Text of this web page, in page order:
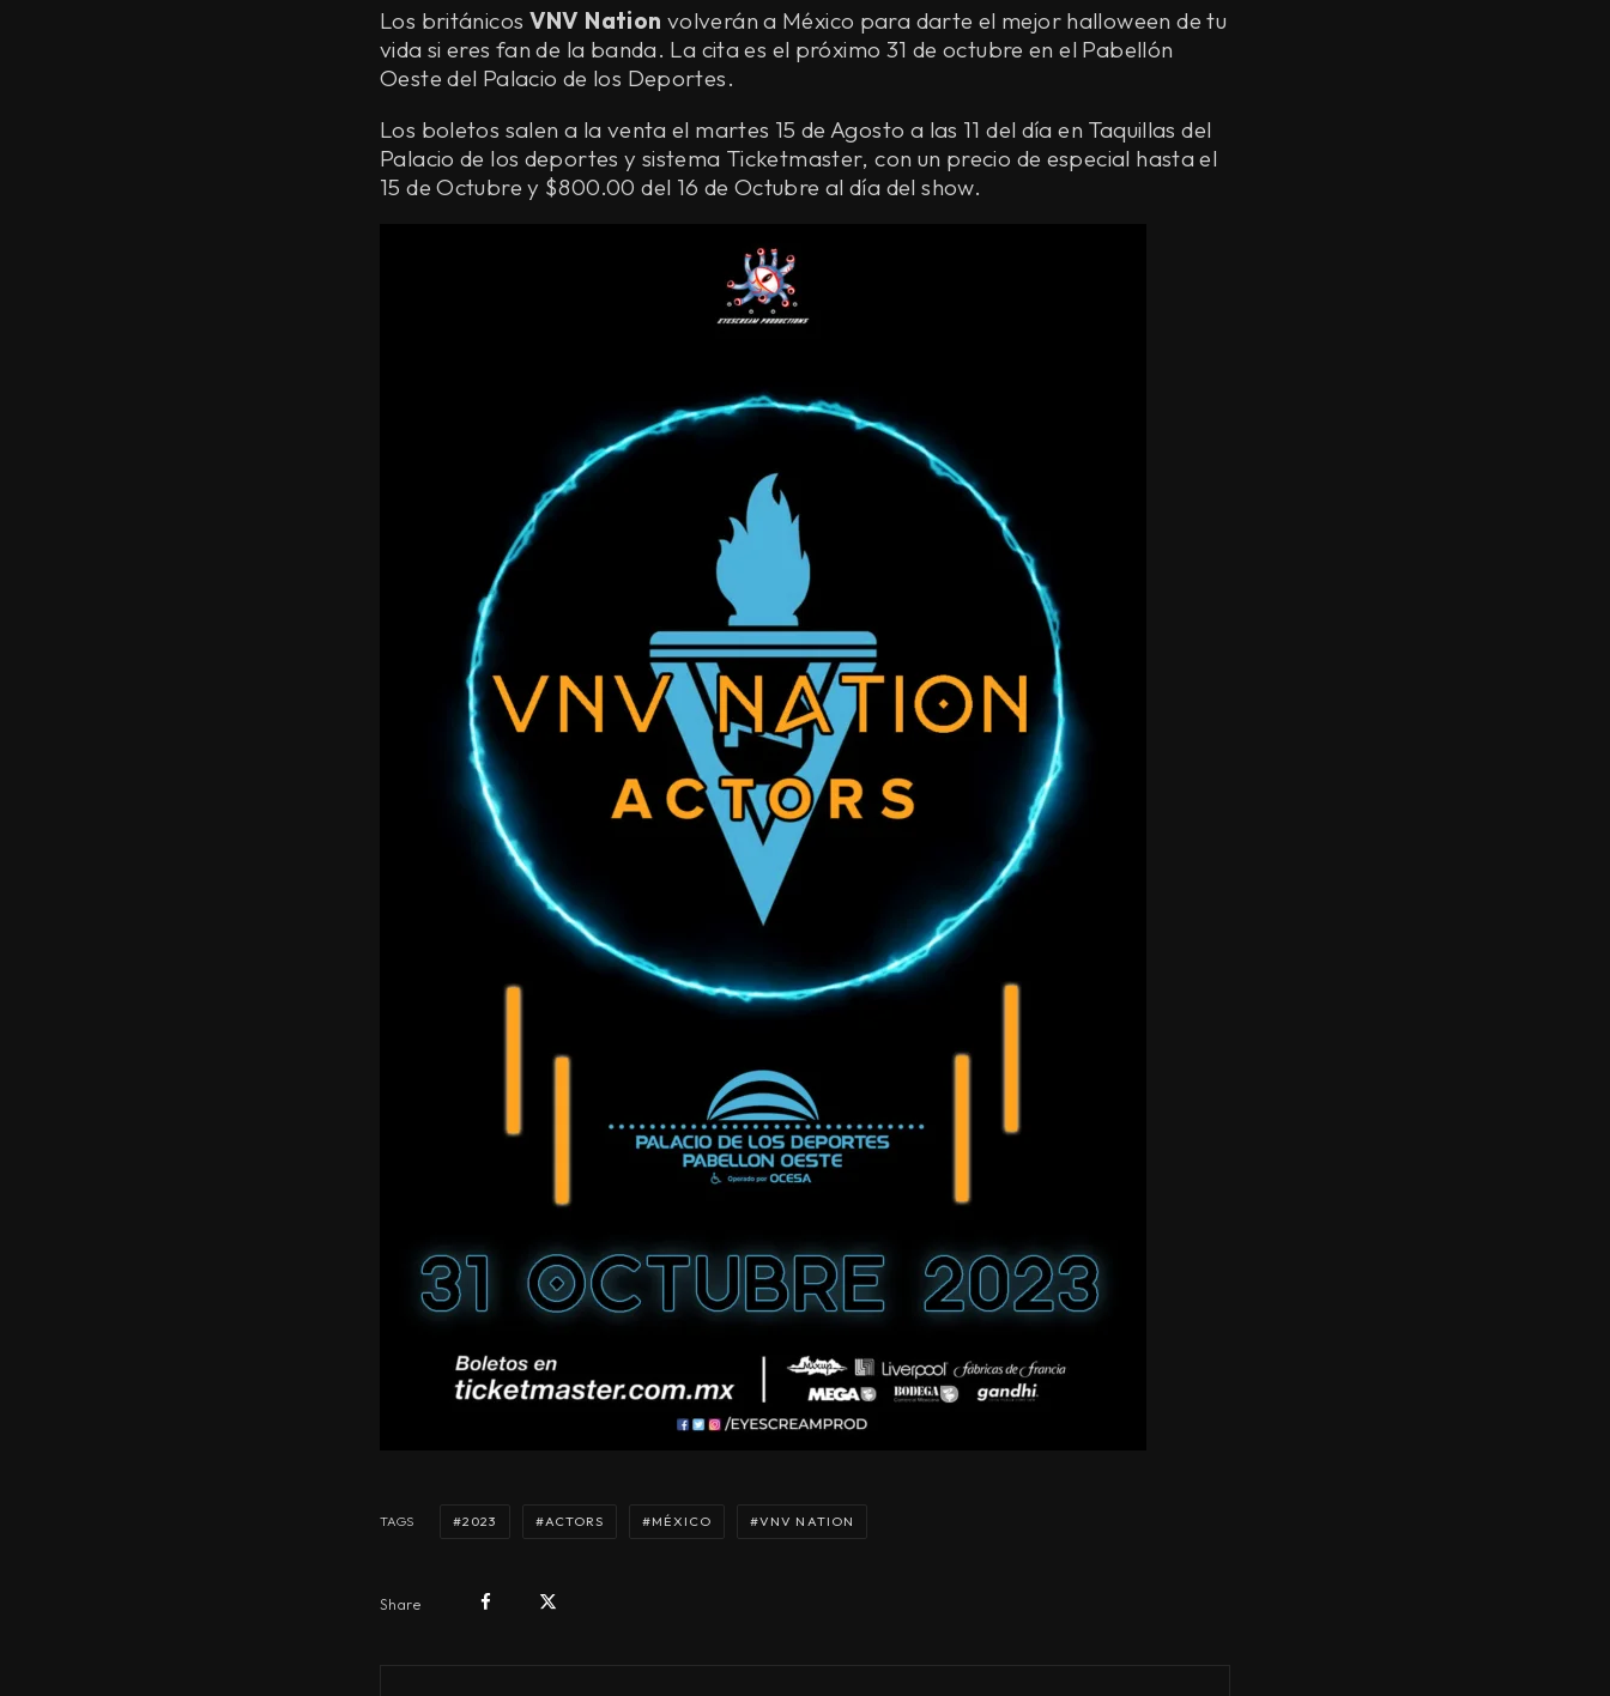
Los británicos VNV Nation volverán a México para darte el mejor halloween de tu
vida si eres fan de la banda. La cita es el próximo 31 de octubre en el Pabellón
Oeste del Palacio de los Deportes.
Los boletos salen a la venta el martes 15 de Agosto a las 11 del día en Taquillas del
Palacio de los deportes y sistema Ticketmaster, con un precio de especial hasta el
15 de Octubre y $800.00 del 16 de Octubre al día del show.
TAGS 2023 ACTORS MÉXICO VNV NATION
Share